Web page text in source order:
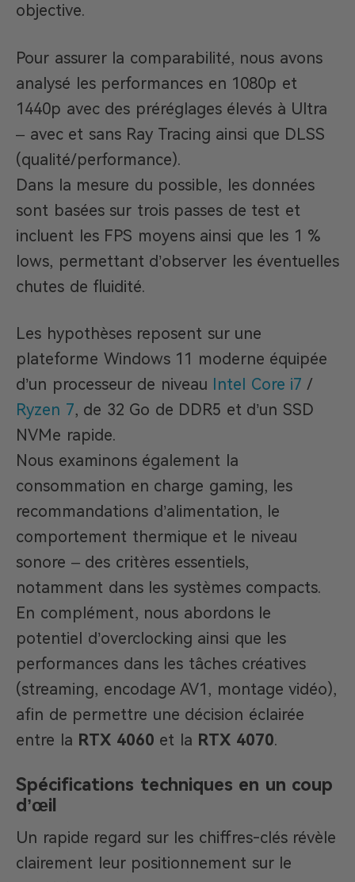
objective.
Pour assurer la comparabilité, nous avons
analysé les performances en 1080p et
1440p avec des préréglages élevés à Ultra
– avec et sans Ray Tracing ainsi que DLSS
(qualité/performance).
Dans la mesure du possible, les données
sont basées sur trois passes de test et
incluent les FPS moyens ainsi que les 1 %
lows, permettant d’observer les éventuelles
chutes de fluidité.
Les hypothèses reposent sur une
plateforme Windows 11 moderne équipée
d’un processeur de niveau Intel Core i7 /
Ryzen 7, de 32 Go de DDR5 et d’un SSD
NVMe rapide.
Nous examinons également la
consommation en charge gaming, les
recommandations d’alimentation, le
comportement thermique et le niveau
sonore – des critères essentiels,
notamment dans les systèmes compacts.
En complément, nous abordons le
potentiel d’overclocking ainsi que les
performances dans les tâches créatives
(streaming, encodage AV1, montage vidéo),
afin de permettre une décision éclairée
entre la RTX 4060 et la RTX 4070.
Spécifications techniques en un coup
d’œil
Un rapide regard sur les chiffres-clés révèle
clairement leur positionnement sur le